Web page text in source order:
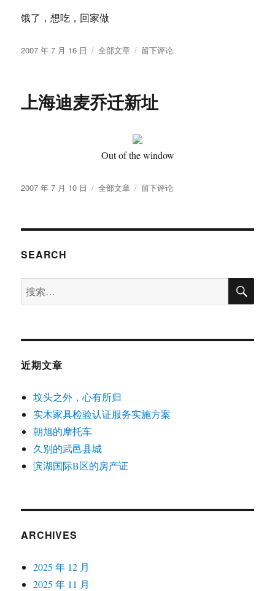
饿了，想吃，回家做
发
2007 年 7 月 16 日
分
全部文章
于
烤
馒
我
想
丸
留下评论
上海迪麦乔迁新址
Out of the window
发
2007 年 7 月 10 日
分
全部文章
于
迪
新
留下评论
SEARCH
搜
索：
搜
近期文章
坟头之外，心有所归
实木家具检验认证服务实施方案
朝旭的摩托车
久别的武邑县城
滨湖国际B区的房产证
ARCHIVES
2025 年 12 月
2025 年 11 月